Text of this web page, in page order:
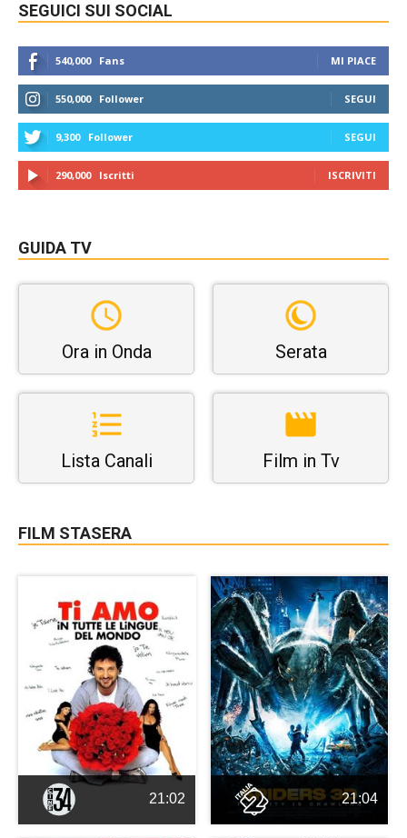
SEGUICI SUI SOCIAL
540,000 Fans MI PIACE
550,000 Follower SEGUI
9,300 Follower SEGUI
290,000 Iscritti ISCRIVITI
GUIDA TV
Ora in Onda Serata
Lista Canali Film in Tv
FILM STASERA
21:02 21:04